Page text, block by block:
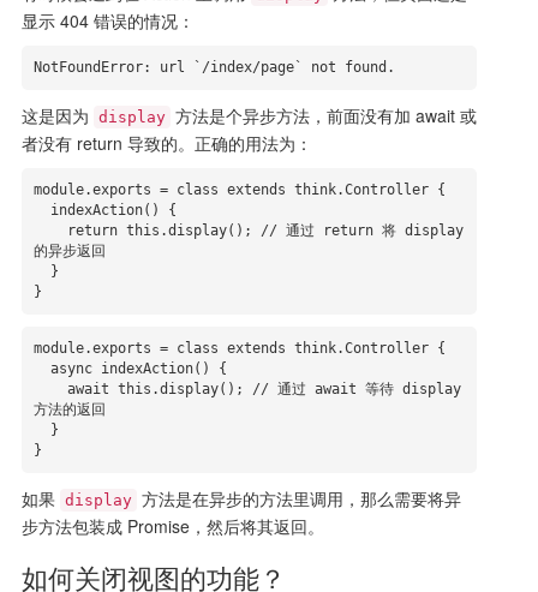
显示 404 错误的情况：
NotFoundError: url `/index/page` not found.
这是因为 display 方法是个异步方法，前面没有加 await 或
者没有 return 导致的。正确的用法为：
module.exports = class extends think.Controller {
的异步返回
}
module.exports = class extends think.Controller {
方法的返回
}
如果 display 方法是在异步的方法里调用，那么需要将异
步方法包装成 Promise，然后将其返回。
如何关闭视图的功能？